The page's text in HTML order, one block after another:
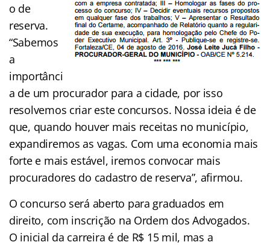
o de
reserva.
“Sabemos
a
importânci
a de um procurador para a cidade, por isso
resolvemos criar este concursos. Nossa ideia é de
que, quando houver mais receitas no município,
expandiremos as vagas. Com uma economia mais
forte e mais estável, iremos convocar mais
procuradores do cadastro de reserva”, afirmou.
O concurso será aberto para graduados em
direito, com inscrição na Ordem dos Advogados.
O inicial da carreira é de R$ 15 mil, mas a